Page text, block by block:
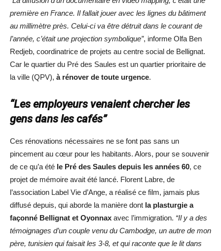
première en France. Il fallait jouer avec les lignes du bâtiment
au millimètre près. Celui-ci va être détruit dans le courant de
l’année, c’était une projection symbolique”, informe Olfa Ben
Redjeb, coordinatrice de projets au centre social de Bellignat.
Car le quartier du Pré des Saules est un quartier prioritaire de
la ville (QPV), à rénover de toute urgence.
“Les employeurs venaient chercher les
gens dans les cafés”
Ces rénovations nécessaires ne se font pas sans un
pincement au cœur pour les habitants. Alors, pour se souvenir
de ce qu’a été le Pré des Saules depuis les années 60, ce
projet de mémoire avait été lancé. Florent Labre, de
l’association Label Vie d’Ange, a réalisé ce film, jamais plus
diffusé depuis, qui aborde la manière dont la plasturgie a
façonné Bellignat et Oyonnax avec l’immigration. “Il y a des
témoignages d’un couple venu du Cambodge, un autre de mon
père, tunisien qui faisait les 3-8, et qui raconte que le lit dans